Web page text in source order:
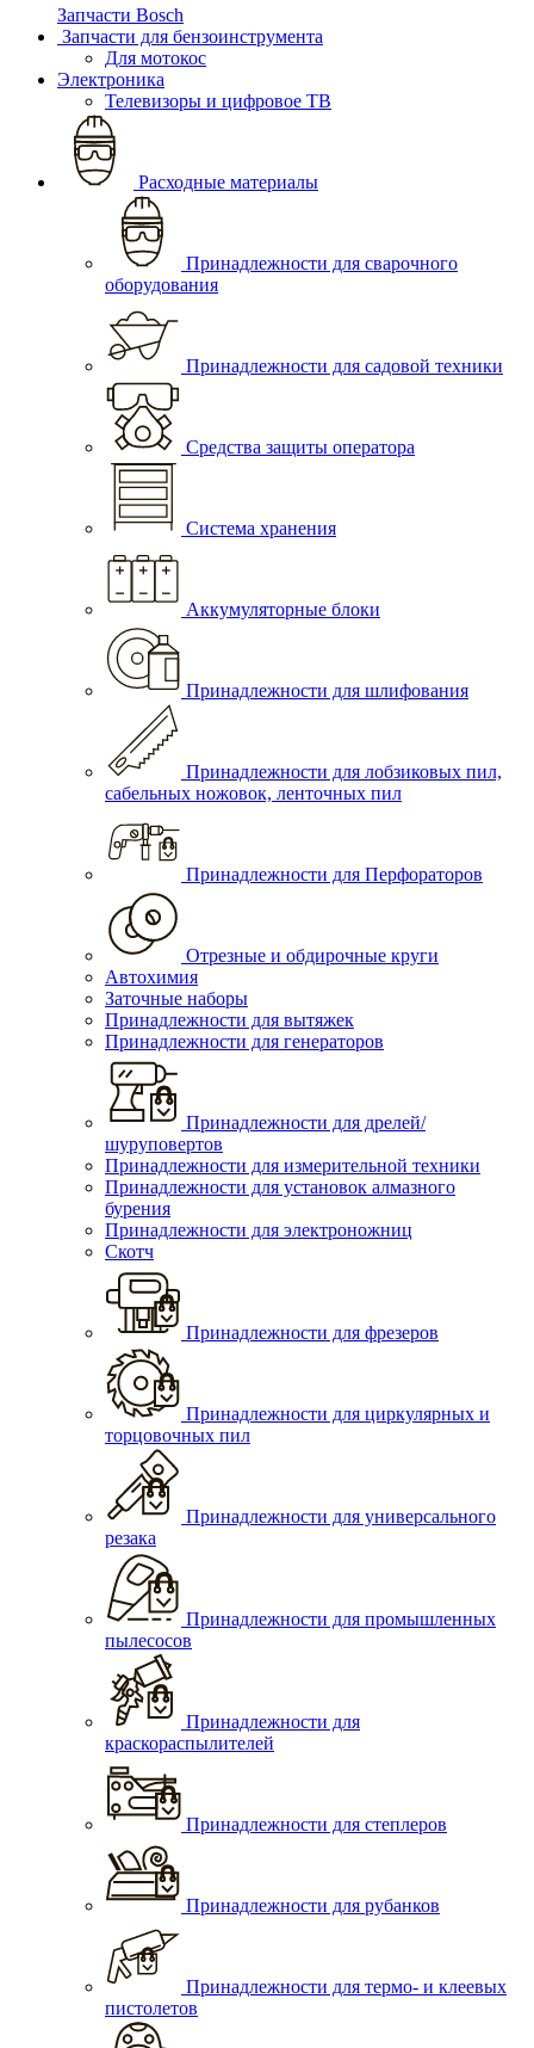
Запчасти Bosch
Запчасти для бензоинструмента
Для мотокос
Электроника
Телевизоры и цифровое ТВ
Расходные материалы
Принадлежности для сварочного
оборудования
Принадлежности для садовой техники
Средства защиты оператора
Система хранения
Аккумуляторные блоки
Принадлежности для шлифования
Принадлежности для лобзиковых пил,
сабельных ножовок, ленточных пил
Принадлежности для Перфораторов
Отрезные и обдирочные круги
Автохимия
Заточные наборы
Принадлежности для вытяжек
Принадлежности для генераторов
Принадлежности для дрелей/
шуруповертов
Принадлежности для измерительной техники
Принадлежности для установок алмазного
бурения
Принадлежности для электроножниц
Скотч
Принадлежности для фрезеров
Принадлежности для циркулярных и
торцовочных пил
Принадлежности для универсального
резака
Принадлежности для промышленных
пылесосов
Принадлежности для
краскораспылителей
Принадлежности для степлеров
Принадлежности для рубанков
Принадлежности для термо- и клеевых
пистолетов